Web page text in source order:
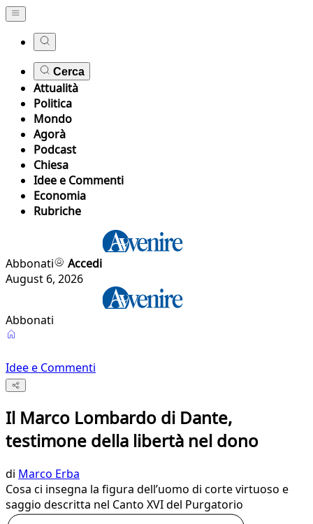
Cerca
Attualità
Politica
Mondo
Agorà
Podcast
Chiesa
Idee e Commenti
Economia
Rubriche
Abbonati
Accedi
August 6, 2026
Abbonati
Idee e Commenti
Il Marco Lombardo di Dante,
testimone della libertà nel dono
di Marco Erba
Cosa ci insegna la figura dell’uomo di corte virtuoso e
saggio descritta nel Canto XVI del Purgatorio